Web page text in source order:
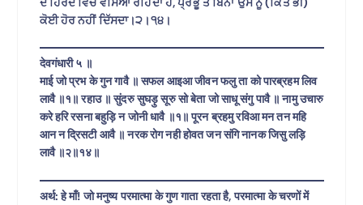
ਕੋਈ ਹੋਰ ਨਹੀਂ ਦਿੱਸਦਾ।੨।੧੪।
देवगंधारी ५ ॥
माई जो प्रभ के गुन गावै ॥ सफल आइआ जीवन फलु ता को पारब्रहम लिव
लावै ॥१॥ रहाउ ॥ सुंदरु सुघड़ु सूरु सो बेता जो साधू संगु पावै ॥ नामु उचारु
करे हरि रसना बहुड़ि न जोनी धावै ॥१॥ पूरन ब्रहमु रविआ मन तन महि
आन न द्रिसटी आवै ॥ नरक रोग नही होवत जन संगि नानक जिसु लड़ि
लावै ॥२॥१४॥
अर्थ: हे माँ! जो मनुष्य परमात्मा के गुण गाता रहता है, परमात्मा के चरणों में